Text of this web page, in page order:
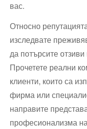
вас.
Относно
изследвате
да потърсите
Прочетете реални
клиенти, които са
фирма или
направите
професионализма